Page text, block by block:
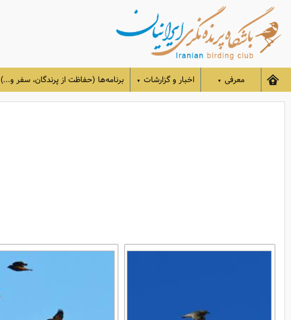
معرفی ▼ اخبار و گزارشات ▼ برنامه‌ها (حفاظت از پرندگان، سفر و...)